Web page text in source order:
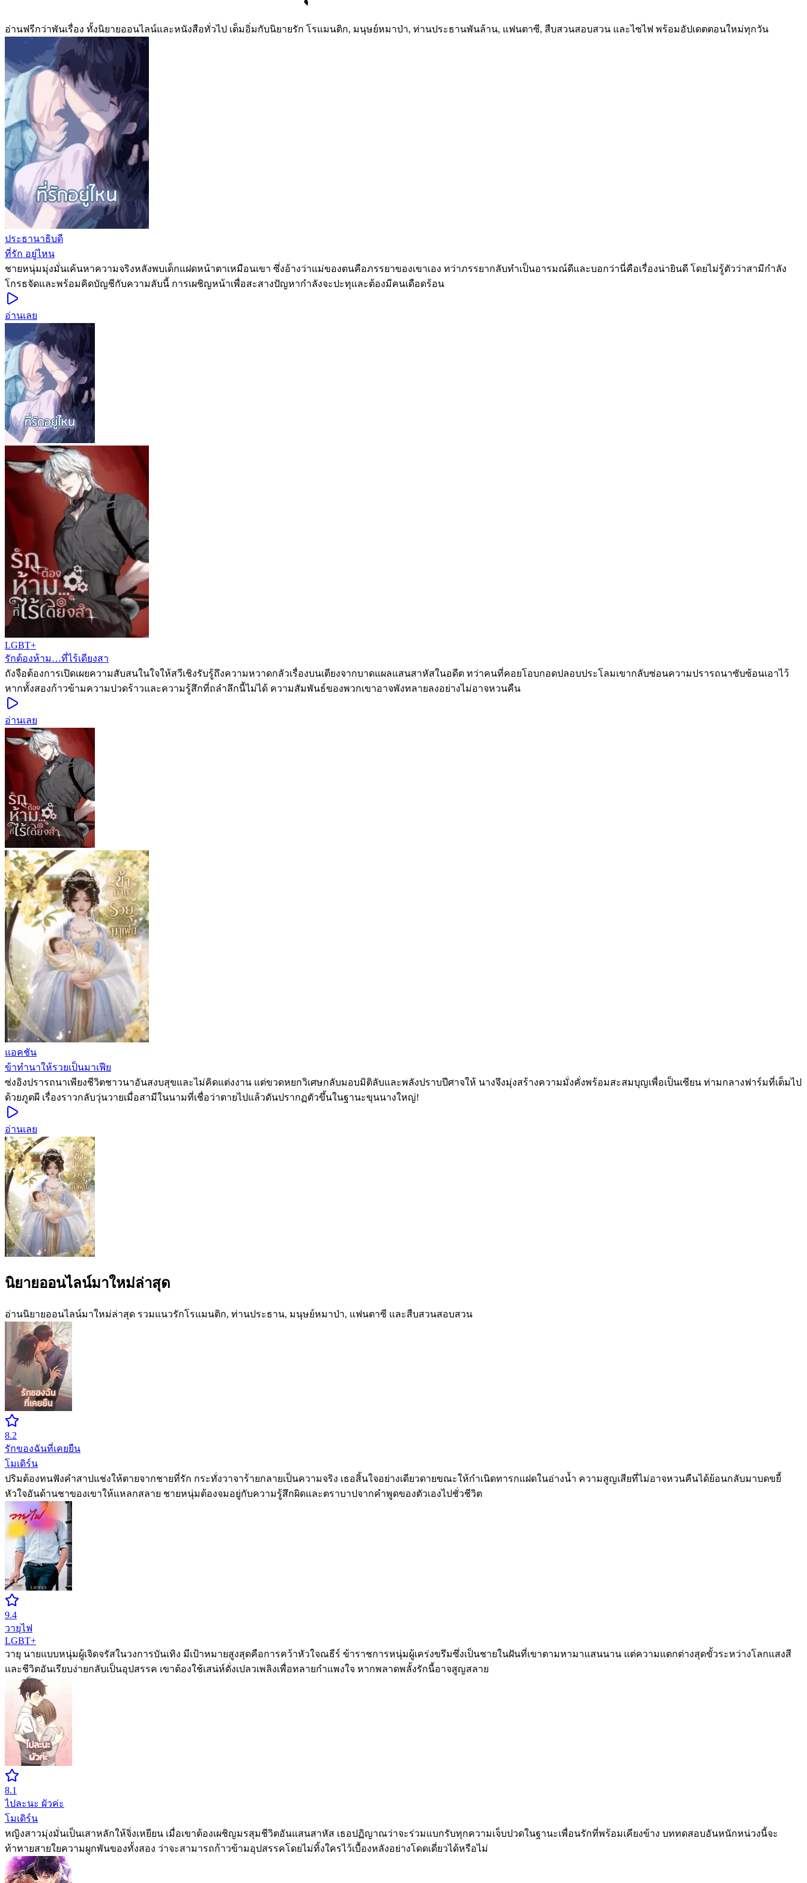
อ่านฟรีกว่าพันเรื่อง ทั้งนิยายออนไลน์และหนังสือทั่วไป เต็มอิ่มกับนิยายรัก โรแมนติก, มนุษย์หมาป่า, ท่านประธานพันล้าน, แฟนตาซี, สืบสวนสอบสวน และไซไฟ พร้อมอัปเดตตอนใหม่ทุกวัน
ประธานาธิบดี
ที่รัก อยู่ไหน
ชายหนุ่มมุ่งมั่นเค้นหาความจริงหลังพบเด็กแฝดหน้าตาเหมือนเขา ซึ่งอ้างว่าแม่ของตนคือภรรยาของเขาเอง ทว่าภรรยากลับทำเป็นอารมณ์ดีและบอกว่านี่คือเรื่องน่ายินดี โดยไม่รู้ตัวว่าสามีกำลัง
โกรธจัดและพร้อมคิดบัญชีกับความลับนี้ การเผชิญหน้าเพื่อสะสางปัญหากำลังจะปะทุและต้องมีคนเดือดร้อน
อ่านเลย
LGBT+
รักต้องห้าม…ที่ไร้เดียงสา
ถังจือต้องการเปิดเผยความสับสนในใจให้สวีเชิงรับรู้ถึงความหวาดกลัวเรื่องบนเตียงจากบาดแผลแสนสาหัสในอดีต ทว่าคนที่คอยโอบกอดปลอบประโลมเขากลับซ่อนความปรารถนาซับซ้อนเอาไว้
หากทั้งสองก้าวข้ามความปวดร้าวและความรู้สึกที่ถลำลึกนี้ไม่ได้ ความสัมพันธ์ของพวกเขาอาจพังทลายลงอย่างไม่อาจหวนคืน
อ่านเลย
แอคชัน
ข้าทำนาให้รวยเป็นมาเฟีย
ซ่งอิงปรารถนาเพียงชีวิตชาวนาอันสงบสุขและไม่คิดแต่งงาน แต่ขวดหยกวิเศษกลับมอบมิติลับและพลังปราบปีศาจให้ นางจึงมุ่งสร้างความมั่งคั่งพร้อมสะสมบุญเพื่อเป็นเซียน ท่ามกลางฟาร์มที่เต็มไป
ด้วยภูตผี เรื่องราวกลับวุ่นวายเมื่อสามีในนามที่เชื่อว่าตายไปแล้วดันปรากฏตัวขึ้นในฐานะขุนนางใหญ่!
อ่านเลย
นิยายออนไลน์มาใหม่ล่าสุด
อ่านนิยายออนไลน์มาใหม่ล่าสุด รวมแนวรักโรแมนติก, ท่านประธาน, มนุษย์หมาป่า, แฟนตาซี และสืบสวนสอบสวน
8.2
รักของฉันที่เคยยืน
โมเดิร์น
ปริมต้องทนฟังคำสาปแช่งให้ตายจากชายที่รัก กระทั่งวาจาร้ายกลายเป็นความจริง เธอสิ้นใจอย่างเดียวดายขณะให้กำเนิดทารกแฝดในอ่างน้ำ ความสูญเสียที่ไม่อาจหวนคืนได้ย้อนกลับมาบดขยี้
หัวใจอันด้านชาของเขาให้แหลกสลาย ชายหนุ่มต้องจมอยู่กับความรู้สึกผิดและตราบาปจากคำพูดของตัวเองไปชั่วชีวิต
9.4
วายุไฟ
LGBT+
วายุ นายแบบหนุ่มผู้เจิดจรัสในวงการบันเทิง มีเป้าหมายสูงสุดคือการคว้าหัวใจณธีร์ ข้าราชการหนุ่มผู้เคร่งขรึมซึ่งเป็นชายในฝันที่เขาตามหามาแสนนาน แต่ความแตกต่างสุดขั้วระหว่างโลกแสงสี
และชีวิตอันเรียบง่ายกลับเป็นอุปสรรค เขาต้องใช้เสน่ห์ดั่งเปลวเพลิงเพื่อทลายกำแพงใจ หากพลาดพลั้งรักนี้อาจสูญสลาย
8.1
ไปละนะ ผัวค่ะ
โมเดิร์น
หญิงสาวมุ่งมั่นเป็นเสาหลักให้จิ่งเหยียน เมื่อเขาต้องเผชิญมรสุมชีวิตอันแสนสาหัส เธอปฏิญาณว่าจะร่วมแบกรับทุกความเจ็บปวดในฐานะเพื่อนรักที่พร้อมเคียงข้าง บททดสอบอันหนักหน่วงนี้จะ
ท้าทายสายใยความผูกพันของทั้งสอง ว่าจะสามารถก้าวข้ามอุปสรรคโดยไม่ทิ้งใครไว้เบื้องหลังอย่างโดดเดี่ยวได้หรือไม่